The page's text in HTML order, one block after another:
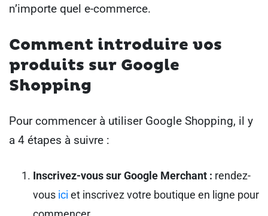
n’importe quel e-commerce.
Comment introduire vos
produits sur Google
Shopping
Pour commencer à utiliser Google Shopping, il y
a 4 étapes à suivre :
Inscrivez-vous sur Google Merchant : rendez-
vous ici et inscrivez votre boutique en ligne pour